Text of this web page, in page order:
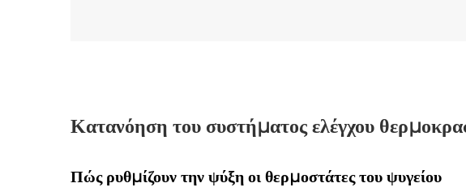
Κατανόηση του συστήματος ελέγχου
Πώς ρυθμίζουν την ψύξη οι θερμοστάτες του ψυγείου